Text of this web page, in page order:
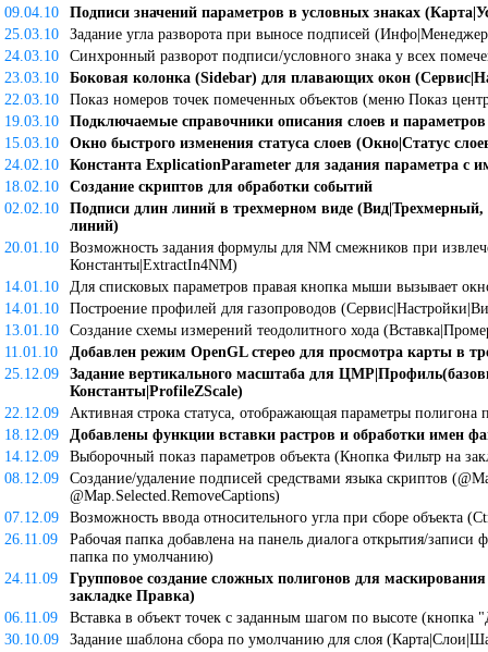
09.04.10
Подписи значений параметров в условных знаках
25.03.10
Задание угла разворота при выносе подписей
24.03.10
Синхронный разворот подписи/условного знака у всех
23.03.10
Боковая колонка (Sidebar) для плавающих окон
22.03.10
Показ номеров точек помеченных объектов (меню Показ
19.03.10
Подключаемые справочники описания слоев и
15.03.10
Окно быстрого изменения статуса слоев (Окно|Статус
24.02.10
Константа ExplicationParameter для задания параметра с
18.02.10
Создание скриптов для обработки событий
02.02.10
Подписи длин линий в трехмерном виде
линий)
20.01.10
Возможность задания формулы для NM смежников при
Константы|ExtractIn4NM)
14.01.10
Для списковых параметров правая кнопка мыши вызывает
14.01.10
Построение профилей для газопроводов
13.01.10
Создание схемы измерений теодолитного хода
11.01.10
Добавлен режим OpenGL стерео для просмотра карты в
25.12.09
Задание вертикального масштаба для
Константы|ProfileZScale)
22.12.09
Активная строка статуса, отображающая параметры
18.12.09
Добавлены функции вставки растров и обработки имен
14.12.09
Выборочный показ параметров объекта (Кнопка Фильтр на
08.12.09
Создание/удаление подписей средствами языка скриптов
@Map.Selected.RemoveCaptions)
07.12.09
Возможность ввода относительного угла при сборе объекта
26.11.09
Рабочая папка добавлена на панель диалога открытия/записи
папка по умолчанию)
24.11.09
Групповое создание сложных полигонов для
закладке Правка)
06.11.09
Вставка в объект точек с заданным шагом по высоте (кнопка
30.10.09
Задание шаблона сбора по умолчанию для слоя